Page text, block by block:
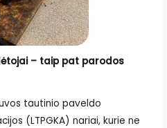
– taip pat parodos
tautinio paveldo
(LTPGKA) nariai, kurie ne